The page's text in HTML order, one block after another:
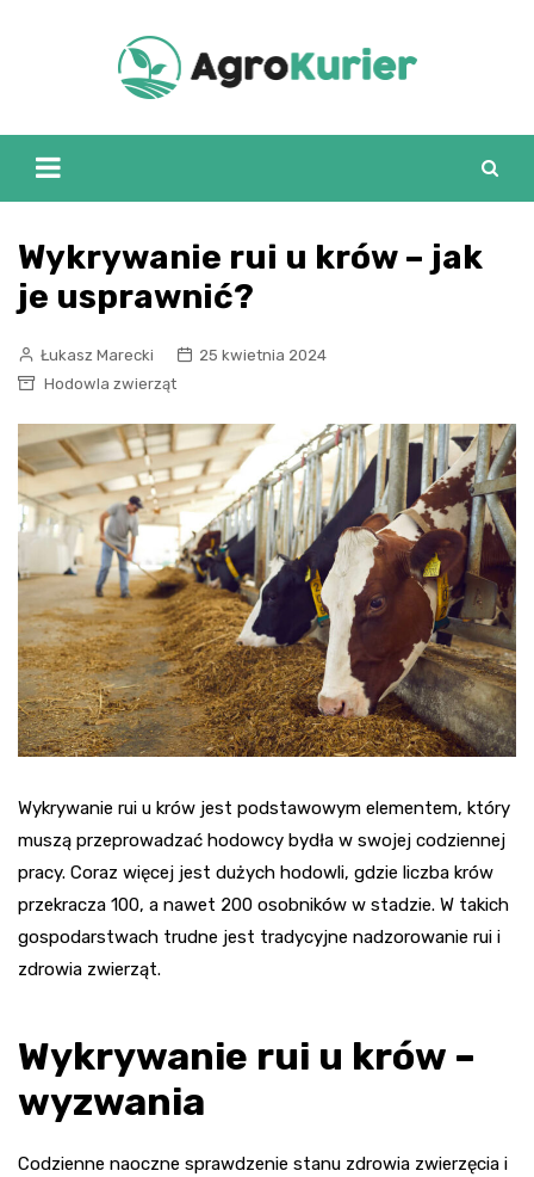
Wykrywanie rui u krów – jak
je usprawnić?
Łukasz Marecki
25 kwietnia 2024
Hodowla zwierząt
Wykrywanie rui u krów jest podstawowym elementem, który
muszą przeprowadzać hodowcy bydła w swojej codziennej
pracy. Coraz więcej jest dużych hodowli, gdzie liczba krów
przekracza 100, a nawet 200 osobników w stadzie. W takich
gospodarstwach trudne jest tradycyjne nadzorowanie rui i
zdrowia zwierząt.
Wykrywanie rui u krów –
wyzwania
Codzienne naoczne sprawdzenie stanu zdrowia zwierzęcia i